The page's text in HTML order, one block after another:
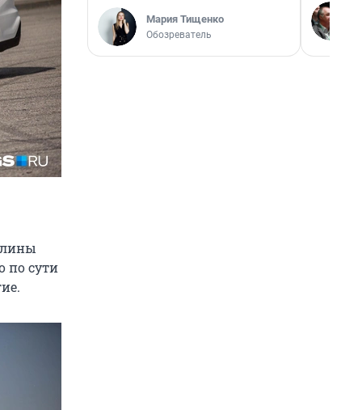
по сути
Мария Тищенко
Обозреватель